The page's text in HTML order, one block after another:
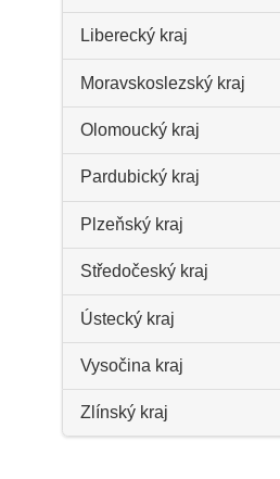
Liberecký kraj
Moravskoslezský kraj
Olomoucký kraj
Pardubický kraj
Plzeňský kraj
Středočeský kraj
Ústecký kraj
Vysočina kraj
Zlínský kraj